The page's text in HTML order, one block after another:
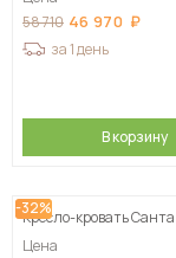
58 710 46 970
за 1 день
В корзину
-32%
Кресло-кровать Санта
Цена